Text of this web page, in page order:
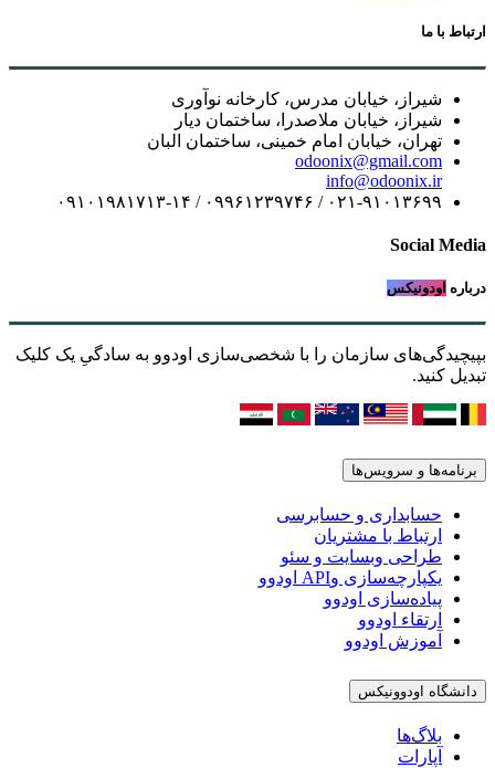
ارتباط با ما
شیراز، خیابان مدرس، کارخانه نوآوری
شیراز، خیابان ملاصدرا، ساختمان دیار
تهران، خیابان امام خمینی، ساختمان البان
odoonix@gmail.com
info@odoonix.ir
۰۲۱-۹۱۰۱۳۶۹۹ / ۰۹۹۶۱۲۳۹۷۴۶ / ۰۹۱۰۱۹۸۱۷۱۳-۱۴
Social Media
درباره اودونیکس
بپیچیدگی‌های سازمان را با شخصی‌سازی اودوو به سادگیِ یک کلیک
تبدیل کنید.
برنامه‌ها و سرویس‌ها
حسابداری و حسابرسی
ارتباط با مشتریان
طراحی وبسایت و سئو
یکپارچه‌سازی وAPI اودوو
پیاده‌سازی اودوو
ارتقاء اودوو
آموزش اودوو
دانشگاه اودوونیکس
بلاگ‌ها
آپارات